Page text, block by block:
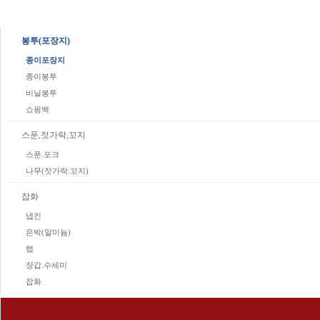
봉투(포장지)
종이포장지
종이봉투
비닐봉투
쇼핑백
스푼,젓가락,꼬지
스푼.포크
나무(젓가락.꼬지)
잡화
냅킨
은박(알미늄)
랩
장갑.수세미
잡화